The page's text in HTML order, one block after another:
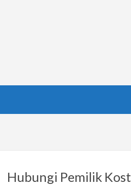
Hubungi Pemilik Kost